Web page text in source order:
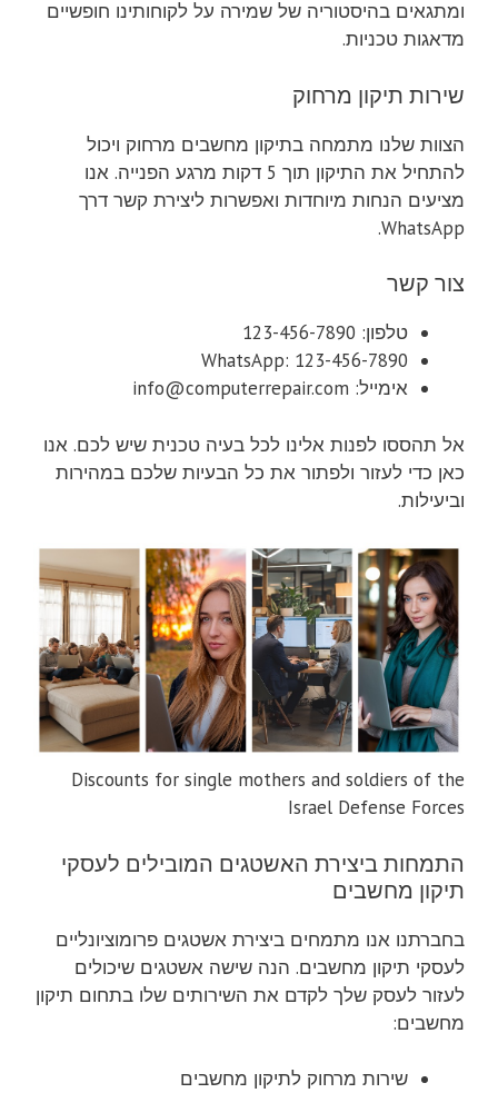
ומתגאים בהיסטוריה של שמירה על לקוחותינו חופשיים
מדאגות טכניות.
שירות תיקון מרחוק
הצוות שלנו מתמחה בתיקון מחשבים מרחוק ויכול
להתחיל את התיקון תוך 5 דקות מרגע הפנייה. אנו
מציעים הנחות מיוחדות ואפשרות ליצירת קשר דרך
WhatsApp.
צור קשר
טלפון: 123-456-7890
WhatsApp: 123-456-7890
אימייל: info@computerrepair.com
אל תהססו לפנות אלינו לכל בעיה טכנית שיש לכם. אנו
כאן כדי לעזור ולפתור את כל הבעיות שלכם במהירות
וביעילות.
Discounts for single mothers and soldiers of the
Israel Defense Forces
התמחות ביצירת האשטגים המובילים לעסקי
תיקון מחשבים
בחברתנו אנו מתמחים ביצירת אשטגים פרומוציונליים
לעסקי תיקון מחשבים. הנה שישה אשטגים שיכולים
לעזור לעסק שלך לקדם את השירותים שלו בתחום תיקון
מחשבים:
שירות מרחוק לתיקון מחשבים